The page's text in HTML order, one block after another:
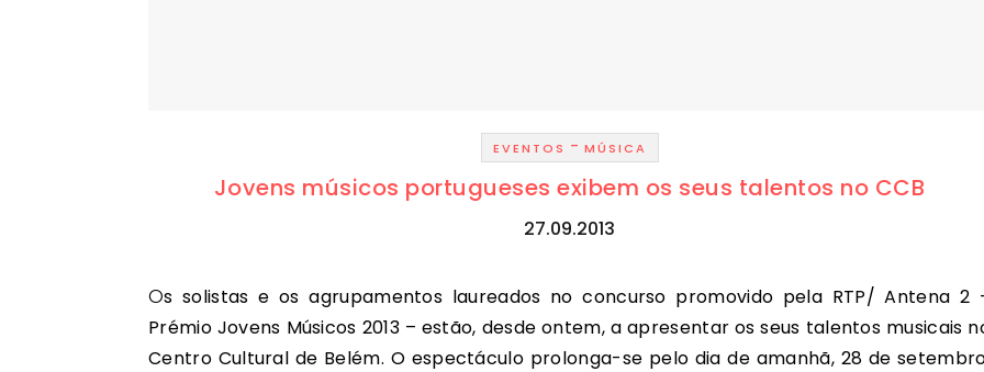
EVENTOS - MÚSICA
Jovens músicos portugueses exibem os seus talentos no CCB
27.09.2013
Os solistas e os agrupamentos laureados no concurso promovido pela RTP/ Antena 2 –
Prémio Jovens Músicos 2013 – estão, desde ontem, a apresentar os seus talentos musicais
Centro Cultural de Belém. O espectáculo prolonga-se pelo dia de amanhã, 28 de